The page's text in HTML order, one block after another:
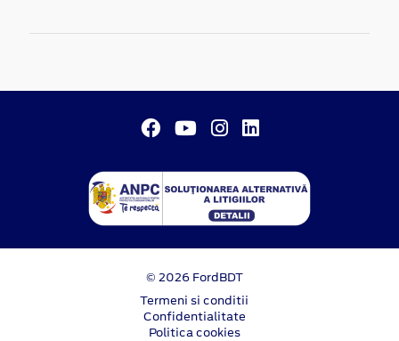
© 2026 FordBDT
Termeni si conditii
Confidentialitate
Politica cookies